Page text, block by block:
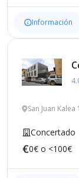
Información
San Juan Kalea
Concertado
0€ o <100€